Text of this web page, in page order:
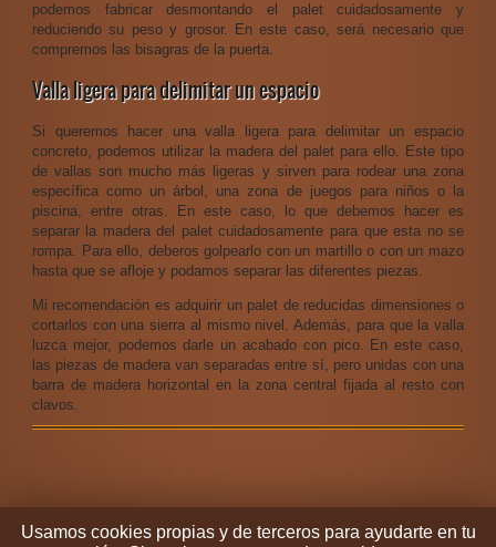
podemos fabricar desmontando el palet cuidadosamente y
reduciendo su peso y grosor. En este caso, será necesario que
compremos las bisagras de la puerta.
Valla ligera para delimitar un espacio
Si queremos hacer una valla ligera para delimitar un espacio
concreto, podemos utilizar la madera del palet para ello. Este tipo
de vallas son mucho más ligeras y sirven para rodear una zona
específica como un árbol, una zona de juegos para niños o la
piscina, entre otras. En este caso, lo que debemos hacer es
separar la madera del palet cuidadosamente para que esta no se
rompa. Para ello, deberos golpearlo con un martillo o con un mazo
hasta que se afloje y podamos separar las diferentes piezas.
Mi recomendación es adquirir un palet de reducidas dimensiones o
cortarlos con una sierra al mismo nivel. Además, para que la valla
luzca mejor, podemos darle un acabado con pico. En este caso,
las piezas de madera van separadas entre sí, pero unidas con una
barra de madera horizontal en la zona central fijada al resto con
clavos.
Usamos cookies propias y de terceros para ayudarte en tu